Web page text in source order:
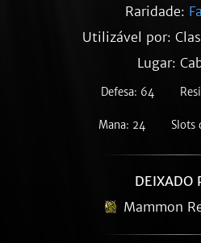
Raridade:
Utilizável por:
Lugar:
Defesa: 64
Mana: 24 Slots
DEIXADO
Mammon